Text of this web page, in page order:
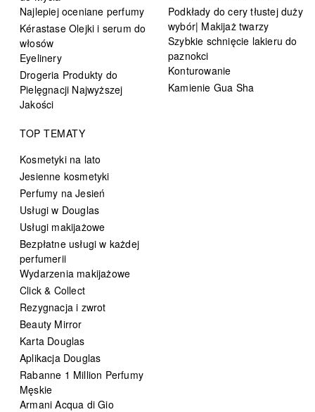
Najlepiej oceniane perfumy
Kérastase Olejki i serum do
włosów
Eyelinery
Drogeria Produkty do
Pielęgnacji Najwyższej
Jakości
Podkłady do cery tłustej duży
wybór| Makijaż twarzy
Szybkie schnięcie lakieru do
paznokci
Konturowanie
Kamienie Gua Sha
TOP TEMATY
Kosmetyki na lato
Jesienne kosmetyki
Perfumy na Jesień
Usługi w Douglas
Usługi makijażowe
Bezpłatne usługi w każdej
perfumerii
Wydarzenia makijażowe
Click & Collect
Rezygnacja i zwrot
Beauty Mirror
Karta Douglas
Aplikacja Douglas
Rabanne 1 Million Perfumy
Męskie
Armani Acqua di Gio